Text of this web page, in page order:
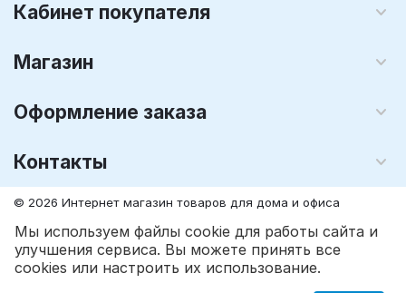
грн.697грн.792 В корзину
Кабинет покупателя
Магазин
Оформление заказа
Контакты
© 2026 Интернет магазин товаров для дома и офиса
Мы используем файлы cookie для работы сайта и
улучшения сервиса. Вы можете принять все
cookies или настроить их использование.